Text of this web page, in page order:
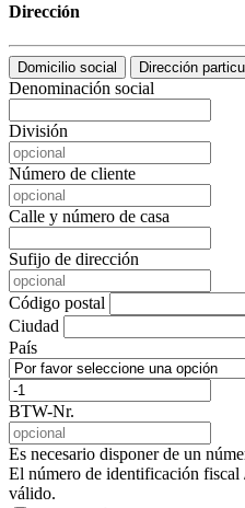
Dirección
Domicilio social Dirección
Denominación social
División
Número de cliente
Calle y número de casa
Sufijo de dirección
Código postal
Ciudad
País
BTW-Nr.
Es necesario disponer de un
El número de identificación
válido.